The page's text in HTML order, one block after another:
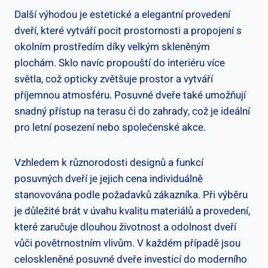
Další výhodou je estetické a elegantní provedení
dveří, které vytváří pocit prostornosti a propojení s
okolním prostředím díky velkým skleněným
plochám. Sklo navíc propouští do interiéru více
světla, což opticky zvětšuje prostor a vytváří
příjemnou atmosféru. Posuvné dveře také umožňují
snadný přístup na terasu či do zahrady, což je ideální
pro letní posezení nebo společenské akce.
Vzhledem k různorodosti designů a funkcí
posuvných dveří je jejich cena individuálně
stanovována podle požadavků zákazníka. Při výběru
je důležité brát v úvahu kvalitu materiálů a provedení,
které zaručuje dlouhou životnost a odolnost dveří
vůči povětrnostním vlivům. V každém případě jsou
celoskleněné posuvné dveře investicí do moderního